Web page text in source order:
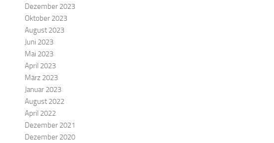
Dezember 2023
Oktober 2023
August 2023
Juni 2023
Mai 2023
April 2023
März 2023
Januar 2023
August 2022
April 2022
Dezember 2021
Dezember 2020